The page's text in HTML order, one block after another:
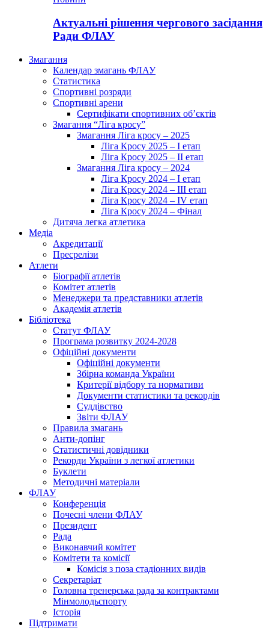
Актуальні рішення чергового засідання
Ради ФЛАУ
Змагання
Календар змагань ФЛАУ
Статистика
Спортивні розряди
Спортивні арени
Сертифікати спортивних об’єктів
Змагання “Ліга кросу”
Змагання Ліга кросу – 2025
Ліга Кросу 2025 – I етап
Ліга Кросу 2025 – II етап
Змагання Ліга кросу – 2024
Ліга Кросу 2024 – I етап
Ліга Кросу 2024 – III етап
Ліга Кросу 2024 – IV етап
Ліга Кросу 2024 – Фінал
Дитяча легка атлетика
Медіа
Акредитації
Пресрелізи
Атлети
Біографії атлетів
Комітет атлетів
Менеджери та представники атлетів
Академія атлетів
Бібліотека
Статут ФЛАУ
Програма розвитку 2024-2028
Офіційні документи
Офіційні документи
Збірна команда України
Критерії відбору та нормативи
Документи статистики та рекордів
Суддівство
Звіти ФЛАУ
Правила змагань
Анти-допінг
Статистичні довідники
Рекорди України з легкої атлетики
Буклети
Методичні матеріали
ФЛАУ
Конференція
Почесні члени ФЛАУ
Президент
Рада
Виконавчий комітет
Комітети та комісії
Комісія з поза стадіонних видів
Секретаріат
Головна тренерська рада за контрактами
Мінмолодьспорту
Історія
Підтримати